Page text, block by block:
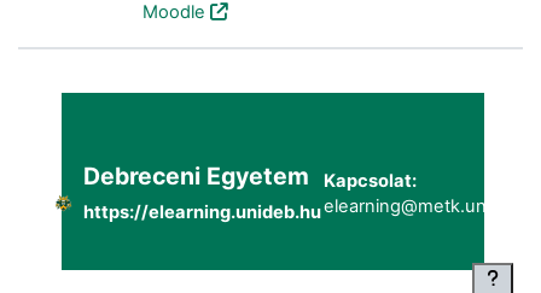
Moodle
Debreceni Egyetem
https://elearning.unideb.hu
Kapcsolat: